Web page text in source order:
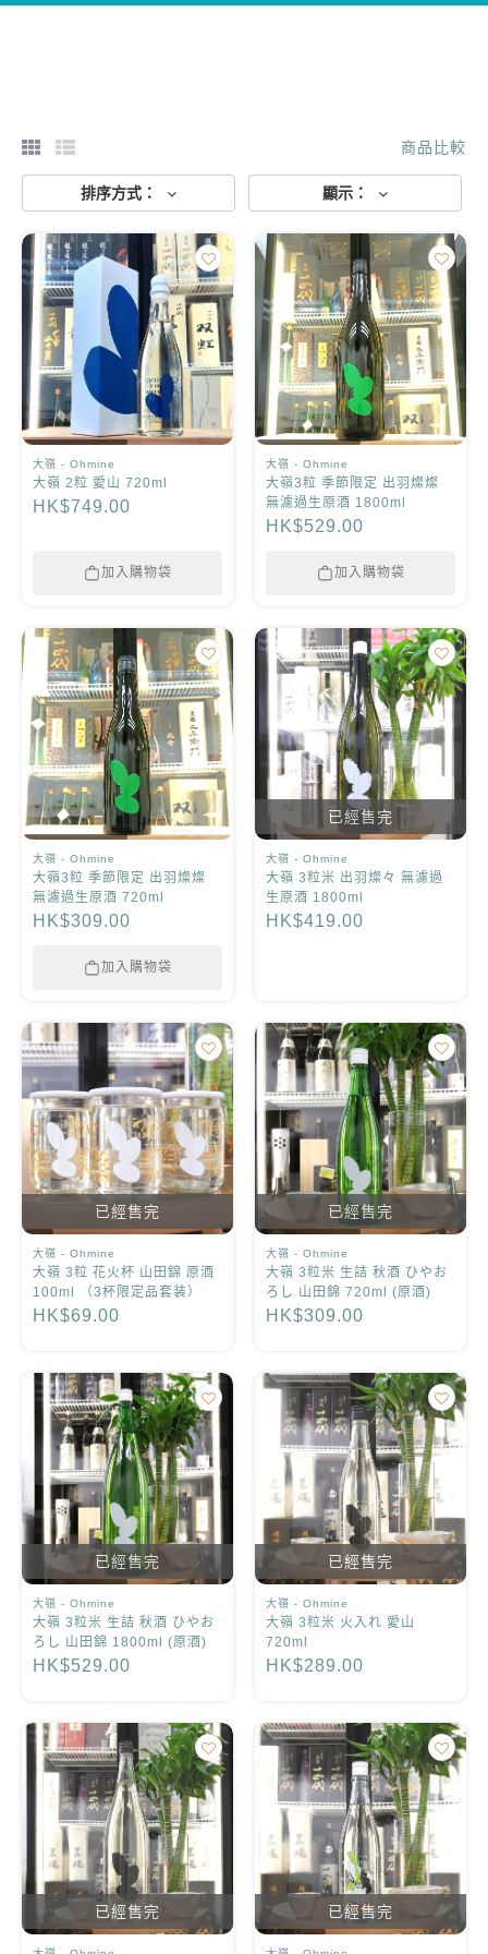
商品比較
排序方式： 顯示：
大嶺 - Ohmine
大嶺 2粒 愛山 720ml
HK$749.00
加入購物袋
大嶺 - Ohmine
大嶺3粒 季節限定 出羽燦燦
無濾過生原酒 1800ml
HK$529.00
加入購物袋
大嶺 - Ohmine
大嶺3粒 季節限定 出羽燦燦
無濾過生原酒 720ml
HK$309.00
加入購物袋
已經售完
大嶺 - Ohmine
大嶺 3粒米 出羽燦々 無濾過
生原酒 1800ml
HK$419.00
已經售完
大嶺 - Ohmine
大嶺 3粒 花火杯 山田錦 原酒
100ml （3杯限定品套装）
HK$69.00
已經售完
大嶺 - Ohmine
大嶺 3粒米 生詰 秋酒 ひやお
ろし 山田錦 720ml (原酒)
HK$309.00
已經售完
大嶺 - Ohmine
大嶺 3粒米 生詰 秋酒 ひやお
ろし 山田錦 1800ml (原酒)
HK$529.00
已經售完
大嶺 - Ohmine
大嶺 3粒米 火入れ 愛山
720ml
HK$289.00
已經售完 已經售完